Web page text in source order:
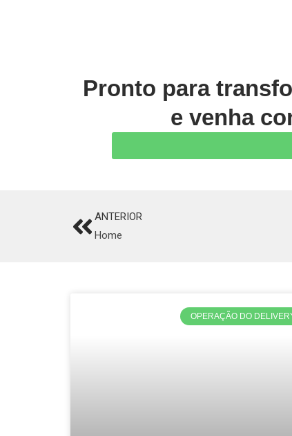
Pronto para
e venha
PrevANTERIOR
Home
OPERAÇÃO DO